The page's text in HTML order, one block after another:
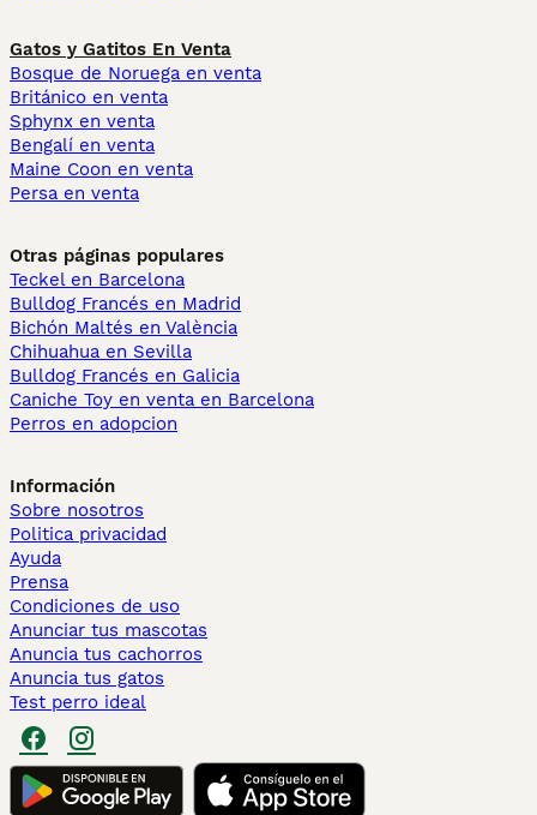
Gatos y Gatitos En Venta
Bosque de Noruega en venta
Británico en venta
Sphynx en venta
Bengalí en venta
Maine Coon en venta
Persa en venta
Otras páginas populares
Teckel en Barcelona
Bulldog Francés en Madrid
Bichón Maltés en València
Chihuahua en Sevilla
Bulldog Francés en Galicia
Caniche Toy en venta en Barcelona
Perros en adopcion
Información
Sobre nosotros
Politica privacidad
Ayuda
Prensa
Condiciones de uso
Anunciar tus mascotas
Anuncia tus cachorros
Anuncia tus gatos
Test perro ideal